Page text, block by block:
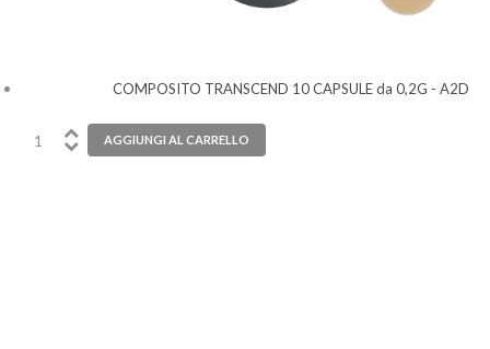
COMPOSITO TRANSCEND 10 CAPSULE da 0,2G - A2D